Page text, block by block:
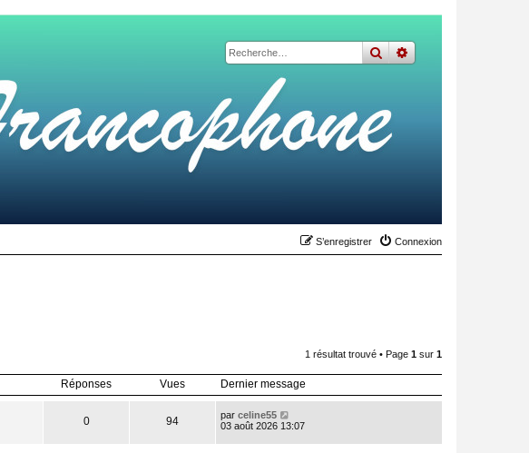
rechercher
recherche
Connexion
S’enregistrer
1 résultat trouvé • Page 1 sur 1
Réponses Vues Dernier message
0 94 par celine55
03 août 2026 13:07